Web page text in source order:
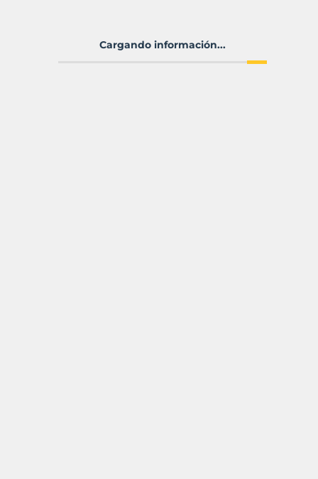
Cargando información...